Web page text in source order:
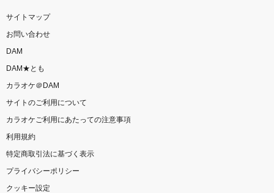
サイトマップ
お問い合わせ
DAM
DAM★とも
カラオケ＠DAM
サイトのご利用について
カラオケご利用にあたっての注意事項
利用規約
特定商取引法に基づく表示
プライバシーポリシー
クッキー設定